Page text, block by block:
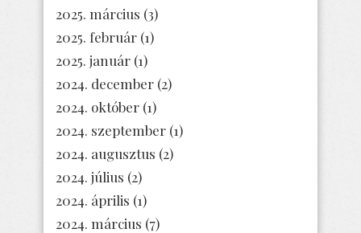
2025. március (3)
2025. február (1)
2025. január (1)
2024. december (2)
2024. október (1)
2024. szeptember (1)
2024. augusztus (2)
2024. július (2)
2024. április (1)
2024. március (7)